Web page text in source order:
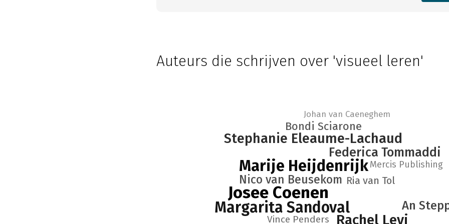
Auteurs die schrijven over 'visueel leren'
Josee Coenen
Marije Heijdenrijk
Margarita Sandoval
Rachel Levi
Stephanie Eleaume-Lachaud
Federica Tommaddi
An
Nico van Beusekom
Bondi Sciarone
Ria van Tol
Vince Penders
Mercis Publishing
Johan van Caeneghem